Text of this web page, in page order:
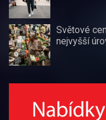
Světové
nejvyšší